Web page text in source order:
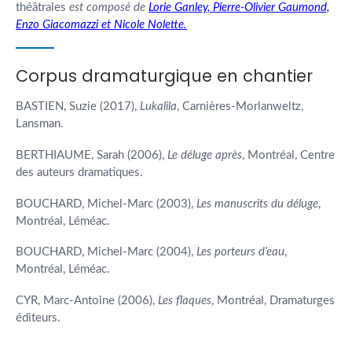
théâtrales est composé de Lorie Ganley, Pierre-Olivier Gaumond,
Enzo Giacomazzi et Nicole Nolette.
Corpus dramaturgique en chantier
BASTIEN, Suzie (2017), Lukalila, Carnières-Morlanweltz,
Lansman.
BERTHIAUME, Sarah (2006), Le déluge après, Montréal, Centre
des auteurs dramatiques.
BOUCHARD, Michel-Marc (2003), Les manuscrits du déluge,
Montréal, Léméac.
BOUCHARD, Michel-Marc (2004), Les porteurs d’eau,
Montréal, Léméac.
CYR, Marc-Antoine (2006), Les flaques, Montréal, Dramaturges
éditeurs.